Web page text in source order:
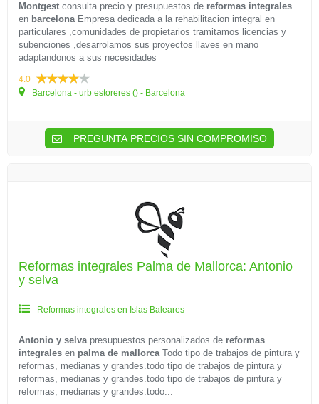
Montgest consulta precio y presupuestos de reformas integrales
en barcelonaEmpresa dedicada a la rehabilitacion integral en
particulares ,comunidades de propietarios tramitamos licencias y
subenciones ,desarrolamos sus proyectos llaves en mano
adaptandonos a sus necesidades
4.0
Barcelona - urb estoreres () - Barcelona
PREGUNTA PRECIOS SIN COMPROMISO
Reformas integrales Palma de Mallorca: Antonio
y selva
Reformas integrales en Islas Baleares
Antonio y selvapresupuestos personalizados de reformas
integrales en palma de mallorcaTodo tipo de trabajos de pintura y
reformas, medianas y grandes.todo tipo de trabajos de pintura y
reformas, medianas y grandes.todo tipo de trabajos de pintura y
reformas, medianas y grandes.todo...